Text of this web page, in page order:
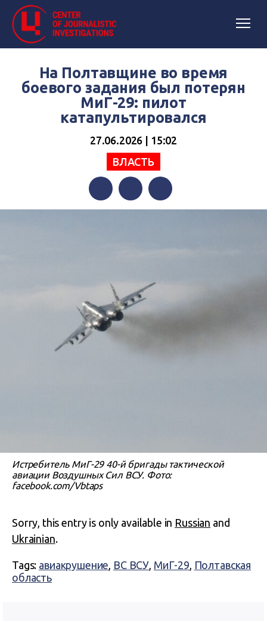
На Полтавщине во время
боевого задания был потерян
МиГ-29: пилот
катапультировался
27.06.2026 | 15:02
ВЛАСТЬ
FacebookTwitterTelegram
Истребитель МиГ-29 40-й бригады тактической
авиации Воздушных Сил ВСУ. Фото:
facebook.com/Vbtaps
Sorry, this entry is only available in Russian and
Ukrainian.
Tags: авиакрушение, ВС ВСУ, МиГ-29, Полтавская
область